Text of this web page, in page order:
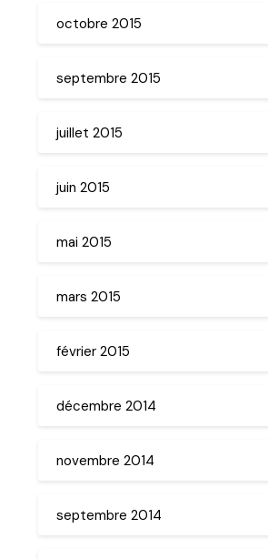
octobre 2015
septembre 2015
juillet 2015
juin 2015
mai 2015
mars 2015
février 2015
décembre 2014
novembre 2014
septembre 2014